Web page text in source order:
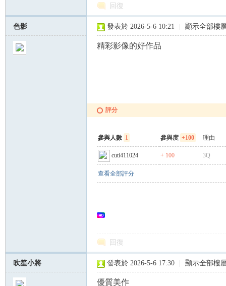
回復
色影 發表於 2026-5-6 10:21 顯示全部樓
精彩影像的好作品
評分
參與人數 1 參與度 +100 理由
cuti411024 + 100 3Q
查看全部評分
回復
吹笙小將 發表於 2026-5-6 17:30 顯示全部樓
優質美作